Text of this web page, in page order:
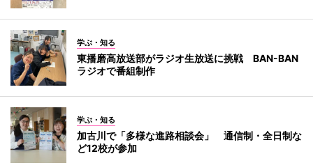
学ぶ・知る
東播磨高放送部がラジオ生放送に挑戦 BAN-BAN
ラジオで番組制作
学ぶ・知る
加古川で「多様な進路相談会」 通信制・全日制な
ど12校が参加